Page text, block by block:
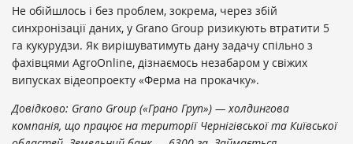
Не обійшлось і без проблем, зокрема, через збій
синхронізації даних, у Grano Group ризикують втратити 5
га кукурудзи. Як вирішуватимуть дану задачу спільно з
фахівцями AgroOnline, дізнаємось незабаром у свіжих
випусках відеопроекту «Ферма на прокачку».
Довідково: Grano Group («Грано Груп») — холдингова
компанія, що працює на території Чернігівської та Київської